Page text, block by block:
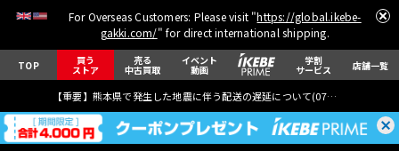
For Overseas Customers: Please visit "https://global.ikebe-
gakki.com/" for direct international shipping.
TOP 買う
ストア
売る
中古買取
イベント
動画
学割
サービス 店舗一覧
【重要】熊本県で発生した地震に伴う配送の遅延について(07月29日